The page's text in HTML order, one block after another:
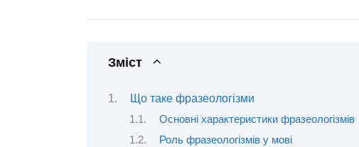
Зміст
Що таке фразеологізми
Основні характеристики фразеологізмів
Роль фразеологізмів у мові